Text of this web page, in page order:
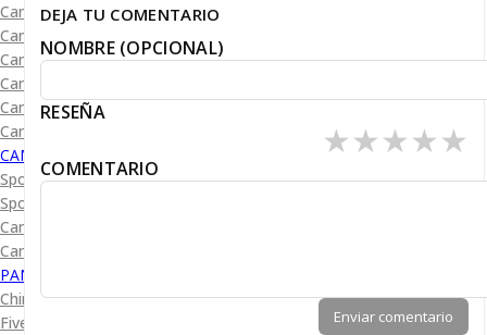
Camisa Performance
Camisa Piqué
Camisa Oxford
Camisa Lisa y Textura
Camisa Diseño
Camisa Cuadro y Raya
CAMISA SPORT
Sport Lisas
Sport Diseño
Camiseta Lisa
Camiseta Diseño
PANTALÓN CASUAL
Chino
Five Pocket
DEJA TU COMENTARIO
NOMBRE (OPCIONAL)
RESEÑA
★
★
★
★
★
COMENTARIO
Enviar comentario